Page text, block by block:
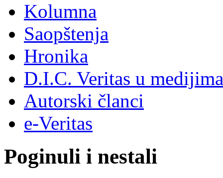
Kolumna
Saopštenja
Hronika
D.I.C. Veritas u medijima
Autorski članci
e-Veritas
Poginuli i nestali